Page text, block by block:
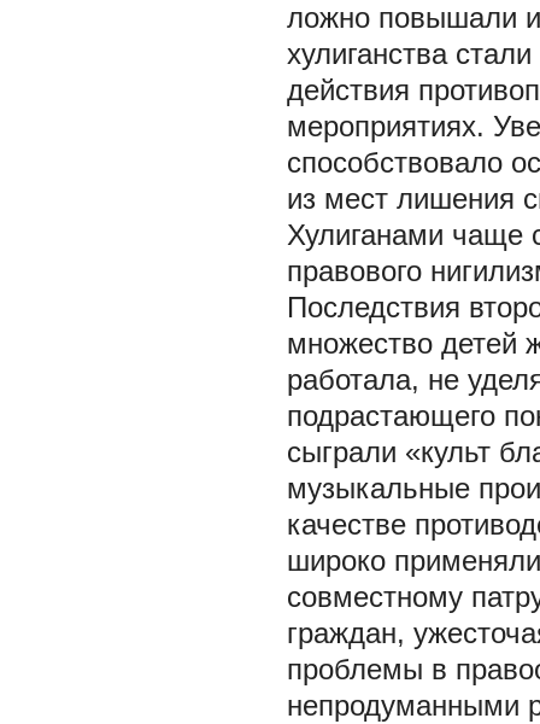
ложно повышали
хулиганства
действия
мероприятиях.
способствовало
из мест лишения
Хулиганами чаще
правового
Последствия
множество детей
работала, не
подрастающего
сыграли «культ
музыкальные
качестве
широко
совместному
граждан,
проблемы в
непродуманными